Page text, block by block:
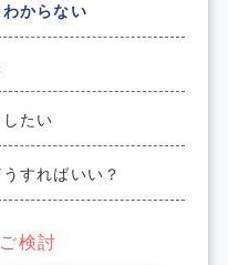
からない
したい
うすればいい？
検討